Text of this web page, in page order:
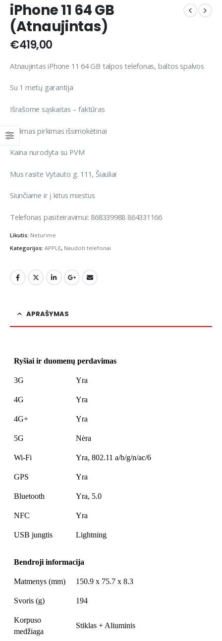
iPhone 11 64 GB
(Atnaujintas)
€419,00
Atnaujintas iPhone 11 64 GB talpos telefonas, baltos spalvos
Su 1 metų garantija
Išrašome sąskaitas – faktūras
Galimas pirkimas išsimokėtinai
Kaina nurodyta su PVM
Mus rasite Vytauto g. 111, Šiauliai
Siunčiame ir į kitus miestus
Telefonas pasiteiravimui: 868339988 864331166
Likutis: Neturime
Kategorijos: APPLE, Naudoti telefonai
APRAŠYMAS
Ryšiai ir duomenų perdavimas
3G Yra
4G Yra
4G+ Yra
5G Nėra
Wi-Fi Yra, 802.11 a/b/g/n/ac/6
GPS Yra
Bluetooth Yra, 5.0
NFC Yra
USB jungtis Lightning
Bendroji informacija
Matmenys (mm) 150.9 x 75.7 x 8.3
Svoris (g) 194
Korpuso
medžiaga
Stiklas + Aliuminis